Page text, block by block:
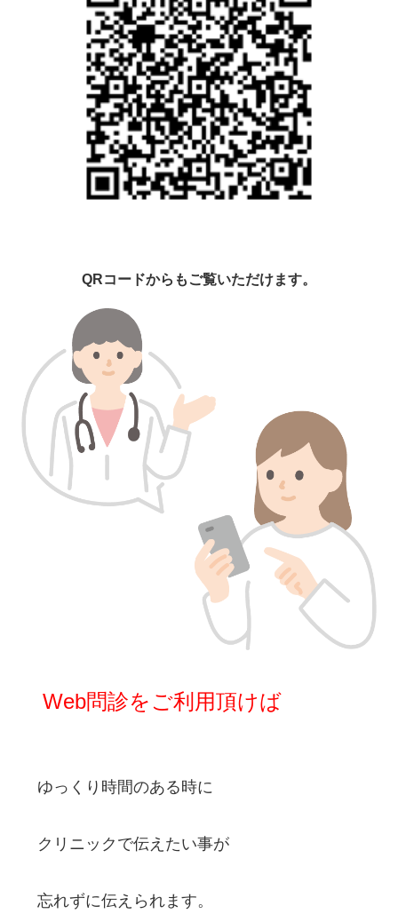
QRコードからもご覧いただけます。
Web問診をご利用頂けば
ゆっくり時間のある時に
クリニックで伝えたい事が
忘れずに伝えられます。